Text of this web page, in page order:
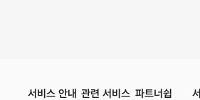
서비스 안내 관련 서비스 파트너쉽